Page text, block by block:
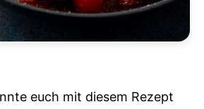
euch mit diesem Rezept